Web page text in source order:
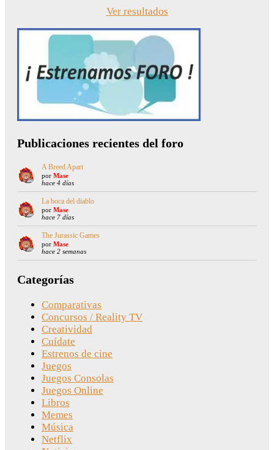
Ver resultados
Publicaciones recientes del foro
A Breed Apart
por Mase
hace 4 días
La boca del diablo
por Mase
hace 7 días
The Jurassic Games
por Mase
hace 2 semanas
Categorías
Comparativas
Concursos / Reality TV
Creatividad
Cuídate
Estrenos de cine
Juegos
Juegos Consolas
Juegos Online
Libros
Memes
Música
Netflix